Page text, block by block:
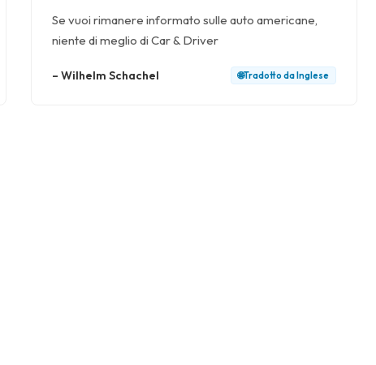
Se vuoi rimanere informato sulle auto americane,
niente di meglio di Car & Driver
–Wilhelm Schachel 🌐Tradotto da Inglese